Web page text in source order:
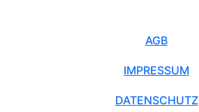
AGB
IMPRESSUM
DATENSCHUTZ